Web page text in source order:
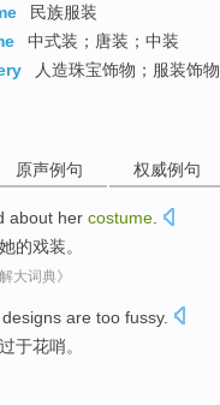
民族服装
中式装；唐装；中装
人造珠宝饰物；服装饰物
原声例句 权威例句
about her costume
她的戏装。
大词典》
designs are too fussy.
过于花哨。